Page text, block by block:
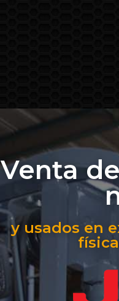
Venta
y usados en